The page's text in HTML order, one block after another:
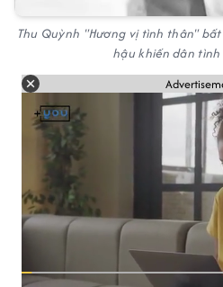
Thu Quỳnh "Hương vị tình thân"
hậu khiến dân